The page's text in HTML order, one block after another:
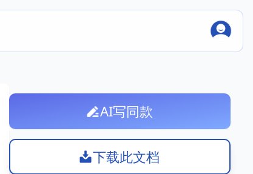
AI写同款
下载此文档